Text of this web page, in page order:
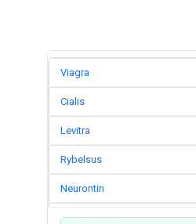
Viagra
Cialis
Levitra
Rybelsus
Neurontin
Seroquel